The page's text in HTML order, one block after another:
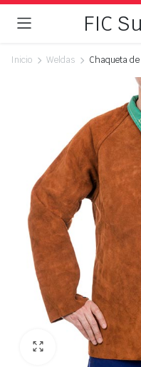
FIC
Inicio Weldas Chaqueta